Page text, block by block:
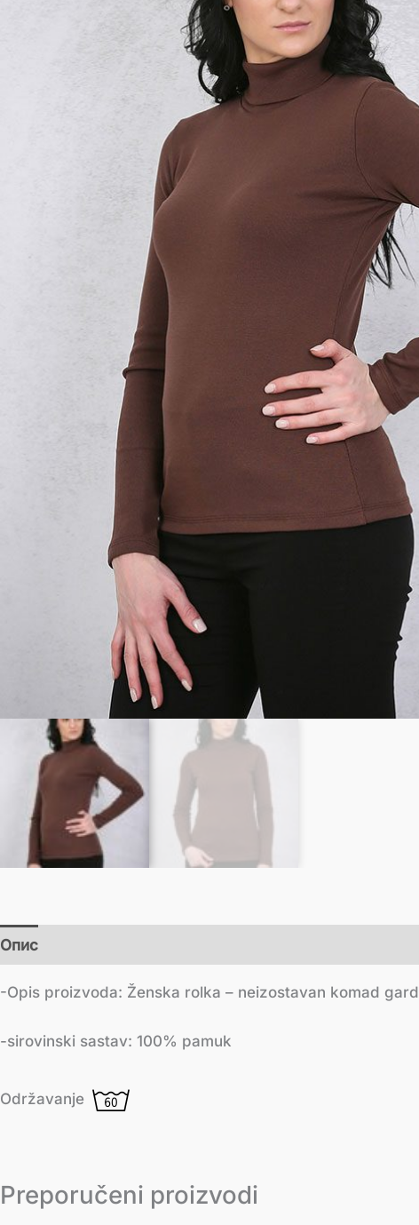
Опис
-Opis proizvoda: Ženska rolka – neizostavan komad
-sirovinski sastav: 100% pamuk
Održavanje
Preporučeni proizvodi